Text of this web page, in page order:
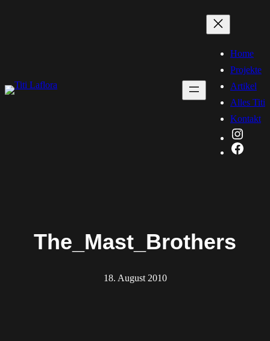
Home
Projekte
Artikel
Alles Titi
Kontakt
The_Mast_Brothers
18. August 2010